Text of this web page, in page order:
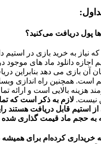
پول دریافت می‌کنید؟
که نیاز به خرید بازی در استیم
اجازه دانلود ماد های موجود
آن بازی می دهد بنابراین
است. همچنین راه اندازی
هزینه بالایی است و
نیست. لازم به ذکر است که
استیم قابل دریافت هستند
به حجم ماد قیمت گذاری شده
که خریداری کرده‌ام برای